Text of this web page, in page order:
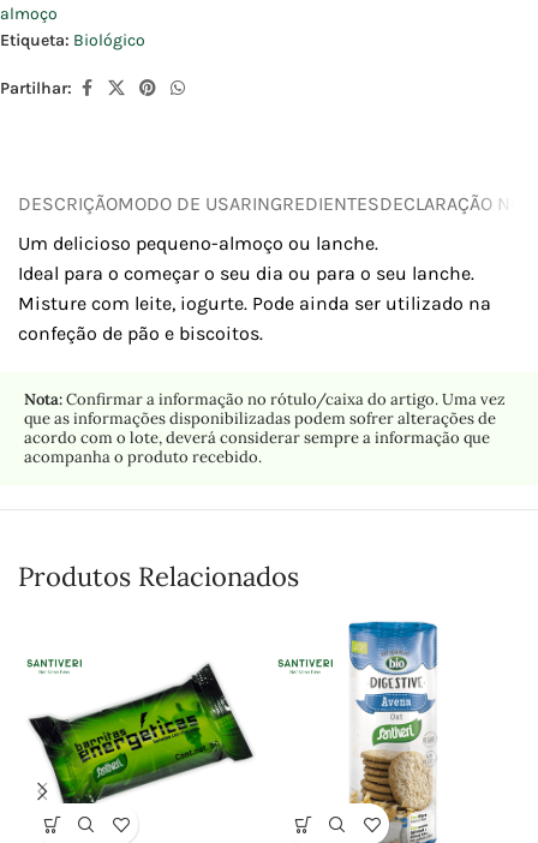
almoço
Etiqueta: Biológico
Partilhar:
DESCRIÇÃOMODO DE USARINGREDIENTESDECLARAÇÃO
Um delicioso pequeno-almoço ou lanche.
Ideal para o começar o seu dia ou para o seu lanche.
Misture com leite, iogurte. Pode ainda ser utilizado na
confeção de pão e biscoitos.
Nota:Confirmar a informação no rótulo/caixa do artigo. Uma vez
que as informações disponibilizadas podem sofrer alterações de
acordo com o lote, deverá considerar sempre a informação que
acompanha o produto recebido.
Produtos Relacionados